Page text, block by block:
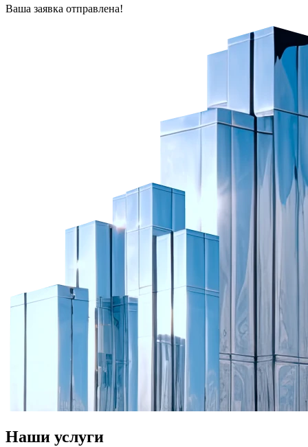
Ваша заявка отправлена!
Наши услуги